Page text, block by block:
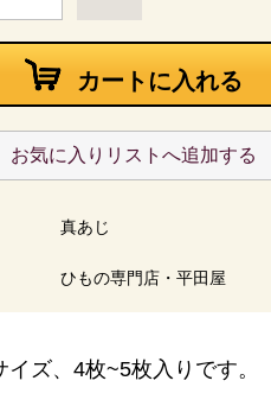
カートに入れる
お気に入りリストへ追加する
真あじ
ひもの専門店・平田屋
イズ、4枚~5枚入りです。